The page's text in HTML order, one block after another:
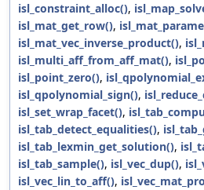
isl_constraint_alloc(),
isl_mat_get_row(),
isl_mat_vec_inverse_product(),
isl_multi_aff_from_aff_mat(),
isl_point_zero(),
isl_qpolynomial_sign(),
isl_set_wrap_facet(),
isl_tab_detect_equalities(),
isl_tab_lexmin_get_solution(),
isl_tab_sample(), isl_vec_dup(),
isl_vec_lin_to_aff(),